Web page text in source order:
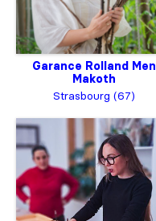
Garance Rolland Men
Makoth
Strasbourg (67)